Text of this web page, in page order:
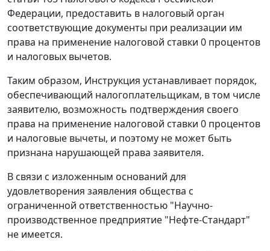
Федерации, предоставить в налоговый орган
соответствующие документы при реализации им
права на применение налоговой ставки 0 процентов
и налоговых вычетов.
Таким образом, Инструкция устанавливает порядок,
обеспечивающий налогоплательщикам, в том числе
заявителю, возможность подтверждения своего
права на применение налоговой ставки 0 процентов
и налоговые вычеты, и поэтому не может быть
признана нарушающей права заявителя.
В связи с изложенным оснований для
удовлетворения заявления общества с
ограниченной ответственностью "Научно-
производственное предприятие "Нефте-Стандарт"
не имеется.